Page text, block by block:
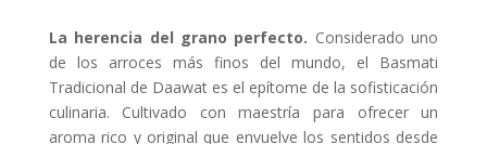
La herencia del grano perfecto. Considerado uno
de los arroces más finos del mundo, el Basmati
Tradicional de Daawat es el epítome de la sofisticación
culinaria. Cultivado con maestría para ofrecer un
aroma rico y original que envuelve los sentidos desde